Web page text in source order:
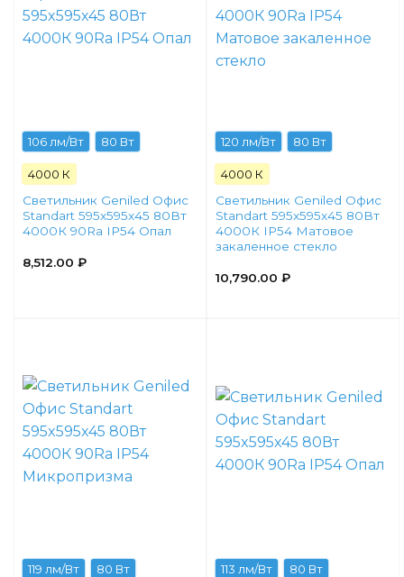
106 лм/Вт 80 Вт
4000 К
Светильник Geniled Офис
Standart 595x595x45 80Вт
4000К 90Ra IP54 Опал
8,512.00 ₽
120 лм/Вт 80 Вт
4000 К
Светильник Geniled Офис
Standart 595x595x45 80Вт
4000К IP54 Матовое
закаленное стекло
10,790.00 ₽
119 лм/Вт 80 Вт 113 лм/Вт 80 Вт